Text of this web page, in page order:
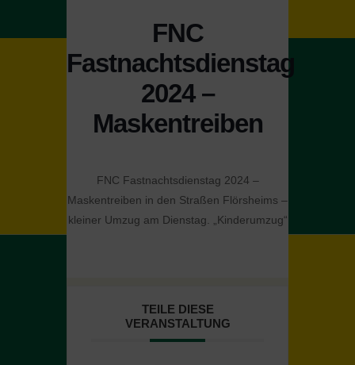
FNC
Fastnachtsdienstag
2024 –
Maskentreiben
FNC Fastnachtsdienstag 2024 –
Maskentreiben in den Straßen Flörsheims –
kleiner Umzug am Dienstag. „Kinderumzug“
TEILE DIESE
VERANSTALTUNG